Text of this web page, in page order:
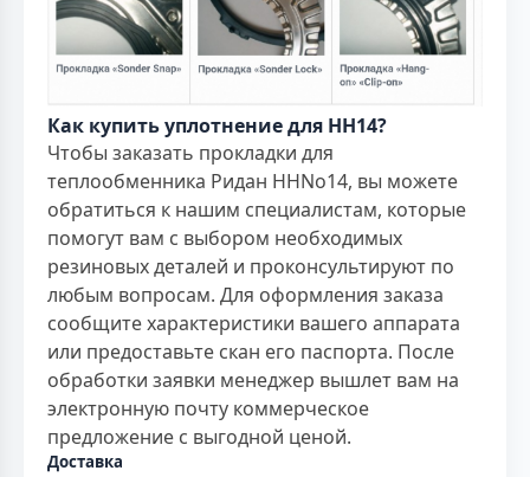
Как купить уплотнение для НН14?
Чтобы заказать прокладки для
теплообменника Ридан ННNo14, вы можете
обратиться к нашим специалистам, которые
помогут вам с выбором необходимых
резиновых деталей и проконсультируют по
любым вопросам. Для оформления заказа
сообщите характеристики вашего аппарата
или предоставьте скан его паспорта. После
обработки заявки менеджер вышлет вам на
электронную почту коммерческое
предложение с выгодной ценой.
Доставка